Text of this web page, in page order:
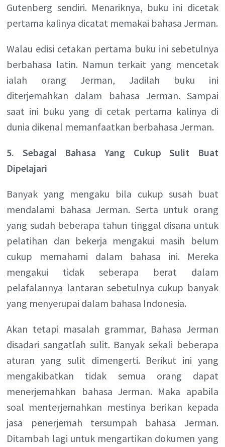
Gutenberg sendiri. Menariknya, buku ini dicetak
pertama kalinya dicatat memakai bahasa Jerman.
Walau edisi cetakan pertama buku ini sebetulnya
berbahasa latin. Namun terkait yang mencetak
ialah orang Jerman, Jadilah buku ini
diterjemahkan dalam bahasa Jerman. Sampai
saat ini buku yang di cetak pertama kalinya di
dunia dikenal memanfaatkan berbahasa Jerman.
5. Sebagai Bahasa Yang Cukup Sulit Buat
Dipelajari
Banyak yang mengaku bila cukup susah buat
mendalami bahasa Jerman. Serta untuk orang
yang sudah beberapa tahun tinggal disana untuk
pelatihan dan bekerja mengakui masih belum
cukup memahami dalam bahasa ini. Mereka
mengakui tidak seberapa berat dalam
pelafalannya lantaran sebetulnya cukup banyak
yang menyerupai dalam bahasa Indonesia.
Akan tetapi masalah grammar, Bahasa Jerman
disadari sangatlah sulit. Banyak sekali beberapa
aturan yang sulit dimengerti. Berikut ini yang
mengakibatkan tidak semua orang dapat
menerjemahkan bahasa Jerman. Maka apabila
soal menterjemahkan mestinya berikan kepada
jasa penerjemah tersumpah bahasa Jerman.
Ditambah lagi untuk mengartikan dokumen yang